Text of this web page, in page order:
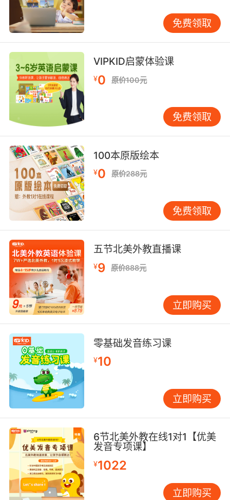
8. These observatories have already started
to rewrite the story of the universe.
这些天文台已经 开始重写宇宙篇章
9. Please proceed to the elevators on your
right to go to the observatory.
请搭乘右边的直梯 前往瞭望台
10. You know, I think it might have been a bad
idea, bringing her to the observatory.
我覺得或許帶她來天文臺 并不是什么好主意
免费领取
VIPKID启蒙体验课
¥0 原价100元
免费领取
100本原版绘本
¥0 原价288元
免费领取
五节北美外教直播课
¥9 原价888元
立即购买
零基础发音练习课
¥10
立即购买
6节北美外教在线1对1【优美
发音专项课】
¥1022
立即购买